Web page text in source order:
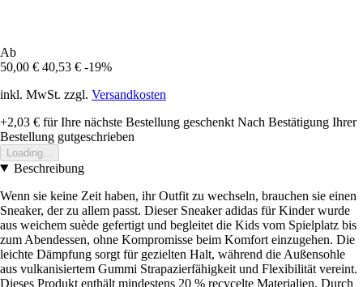
Ab
50,00 € 40,53 € -19%
inkl. MwSt. zzgl. Versandkosten
+2,03 € für Ihre nächste Bestellung geschenkt Nach Bestätigung Ihrer
Bestellung gutgeschrieben
Loading...
Beschreibung
Wenn sie keine Zeit haben, ihr Outfit zu wechseln, brauchen sie einen
Sneaker, der zu allem passt. Dieser Sneaker adidas für Kinder wurde
aus weichem suède gefertigt und begleitet die Kids vom Spielplatz bis
zum Abendessen, ohne Kompromisse beim Komfort einzugehen. Die
leichte Dämpfung sorgt für gezielten Halt, während die Außensohle
aus vulkanisiertem Gummi Strapazierfähigkeit und Flexibilität vereint.
Dieses Produkt enthält mindestens 20 % recycelte Materialien. Durch